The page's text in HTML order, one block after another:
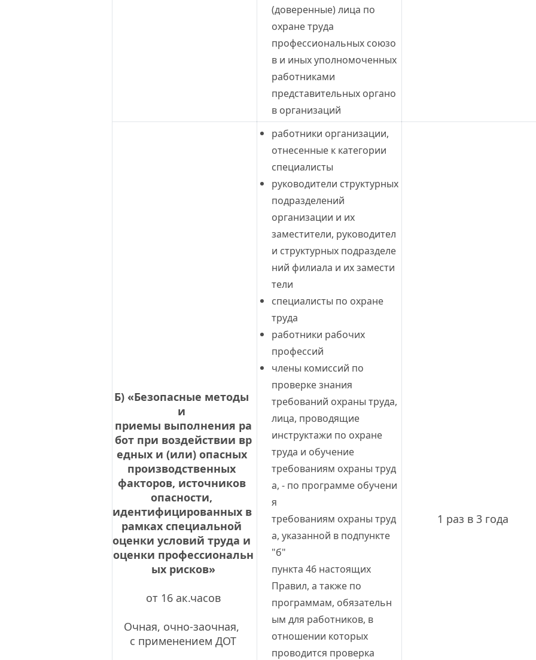
(доверенные) лица по
охране труда
профессиональных союзо
работниками
представительных органо
в организаций
Б) «Безопасные методы
и
приемы выполнения ра
бот при воздействии вр
едных и (или) опасных
производственных
факторов, источников
опасности,
рамках специальной
оценки условий труда и
оценки профессиональн
ых рисков»
от 16 ак.часов
Очная, очно-заочная,
с применением ДОТ
работники организации,
отнесенные к категории
специалисты
подразделений
организации и их
заместители, руководител
и структурных подразделе
ний филиала и их замести
тели
специалисты по охране
труда
работники рабочих
профессий
члены комиссий по
проверке знания
лица, проводящие
инструктажи по охране
труда и обучение
требованиям охраны труд
а, - по программе обучени
я
требованиям охраны труд
а, указанной в подпункте
"б"
пункта 46 настоящих
Правил, а также по
программам, обязательн
ым для работников, в
отношении которых
проводится проверка
1 раз в 3 года